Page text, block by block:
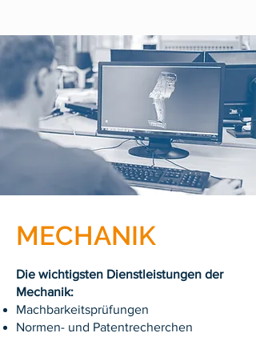
MECHANIK
Die wichtigsten Dienstleistungen der
Mechanik:
Machbarkeitsprüfungen
Normen- und Patentrecherchen